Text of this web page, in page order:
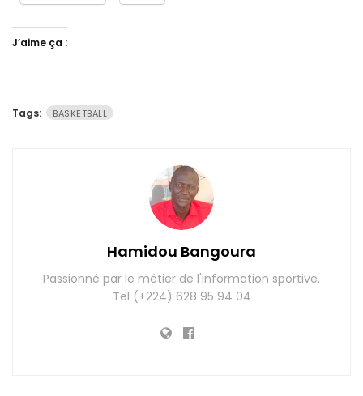
J’aime ça :
Tags: BASKETBALL
Hamidou Bangoura
Passionné par le métier de l'information sportive.
Tel (+224) 628 95 94 04